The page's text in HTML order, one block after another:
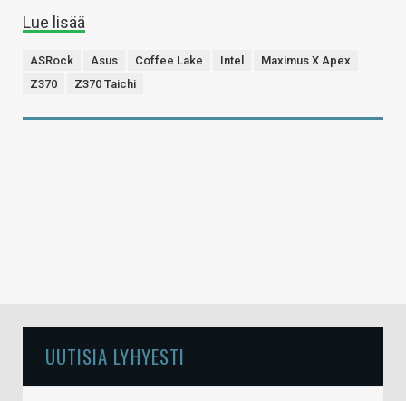
Lue lisää
ASRock Asus Coffee Lake Intel
Maximus X Apex
Z370
Z370 Taichi
UUTISIA LYHYESTI